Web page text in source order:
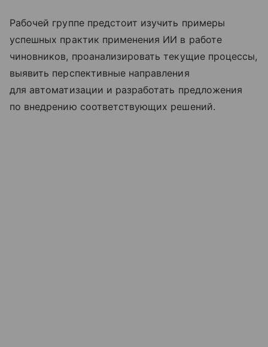
Рабочей группе предстоит изучить примеры
успешных практик применения ИИ в работе
чиновников, проанализировать текущие процессы,
выявить перспективные направления
для автоматизации и разработать предложения
по внедрению соответствующих решений.